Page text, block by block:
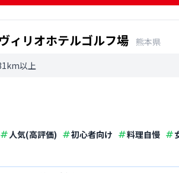
ィリオホテルゴルフ場
熊本県
以上
人気(高評価) 初心者向け 料理自慢